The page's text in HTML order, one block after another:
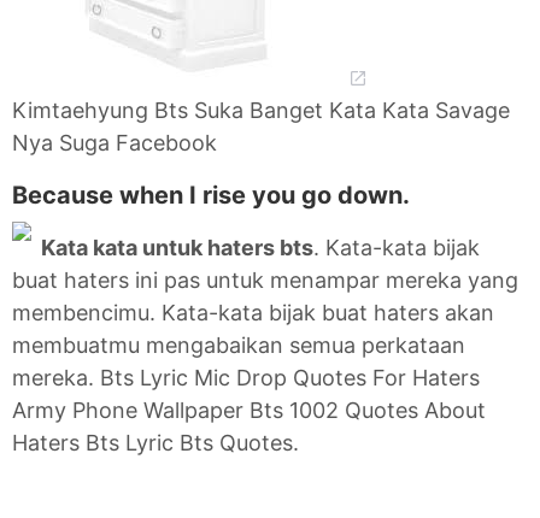
Kimtaehyung Bts Suka Banget Kata Kata Savage
Nya Suga Facebook
Because when I rise you go down.
Kata kata untuk haters bts. Kata-kata bijak
buat haters ini pas untuk menampar mereka yang
membencimu. Kata-kata bijak buat haters akan
membuatmu mengabaikan semua perkataan
mereka. Bts Lyric Mic Drop Quotes For Haters
Army Phone Wallpaper Bts 1002 Quotes About
Haters Bts Lyric Bts Quotes.